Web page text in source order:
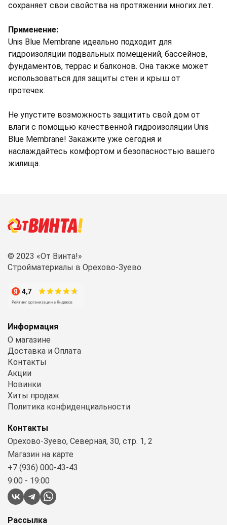
сохраняет свои свойства на протяжении многих лет.
Применение:
Unis Blue Membrane идеально подходит для
гидроизоляции подвальных помещений, бассейнов,
фундаментов, террас и балконов. Она также может
использоваться для защиты стен и крыш от
протечек.
Не упустите возможность защитить свой дом от
влаги с помощью качественной гидроизоляции Unis
Blue Membrane! Закажите уже сегодня и
наслаждайтесь комфортом и безопасностью вашего
жилища.
© 2023 «От Винта!»
Стройматериалы в Орехово-Зуево
Контакты
Орехово-Зуево, Северная, 30, стр. 1, 2
Магазин на карте
+7 (936) 000-43-43
9:00 - 19:00
Информация
О магазине
Доставка и Оплата
Контакты
Акции
Новинки
Хиты продаж
Политика конфиденциальности
Рассылка